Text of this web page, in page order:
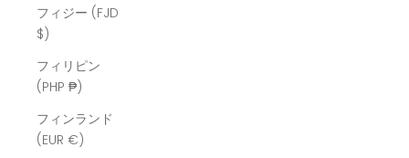
フィジー (FJD
$)
フィリピン
(PHP ₱)
フィンランド
(EUR €)